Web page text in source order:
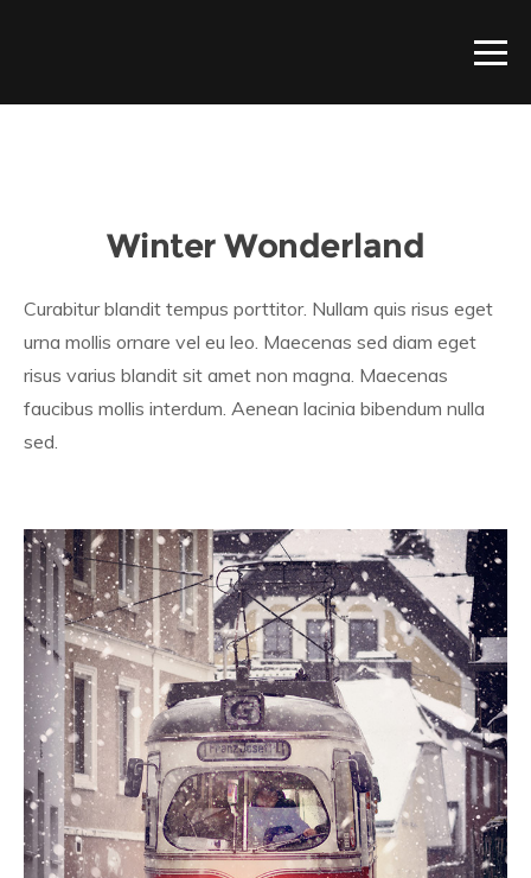
Winter Wonderland
Curabitur blandit tempus porttitor. Nullam quis risus eget
urna mollis ornare vel eu leo. Maecenas sed diam eget
risus varius blandit sit amet non magna. Maecenas
faucibus mollis interdum. Aenean lacinia bibendum nulla
sed.